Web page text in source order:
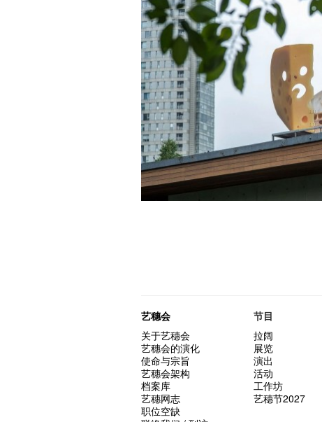
艺穗会
关于艺穗会
艺穗会的演化
使命与宗旨
艺穗会架构
档案库
艺穗网志
职位空缺
节目
拉阔
展览
演出
活动
工作坊
艺穗节2027